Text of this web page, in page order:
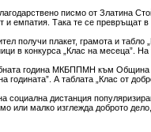
писмо от Златина
и емпатия. Така те се превръщат
получи плакет, грамота и табло
в конкурса „Клас на месеца”.
година МКБППМН към
годината”. А таблата „Клас от
социална дистанция
или малко изглежда доброто